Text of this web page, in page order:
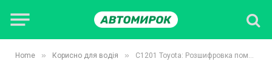
Home » Корисно для водія » C1201 Toyota: Розшифровка помилки, причини та рішення